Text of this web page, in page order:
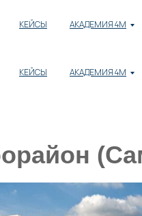
АКАДЕМИЯ 4М
КЕЙСЫ
КЕЙСЫ АКАДЕМИЯ 4М